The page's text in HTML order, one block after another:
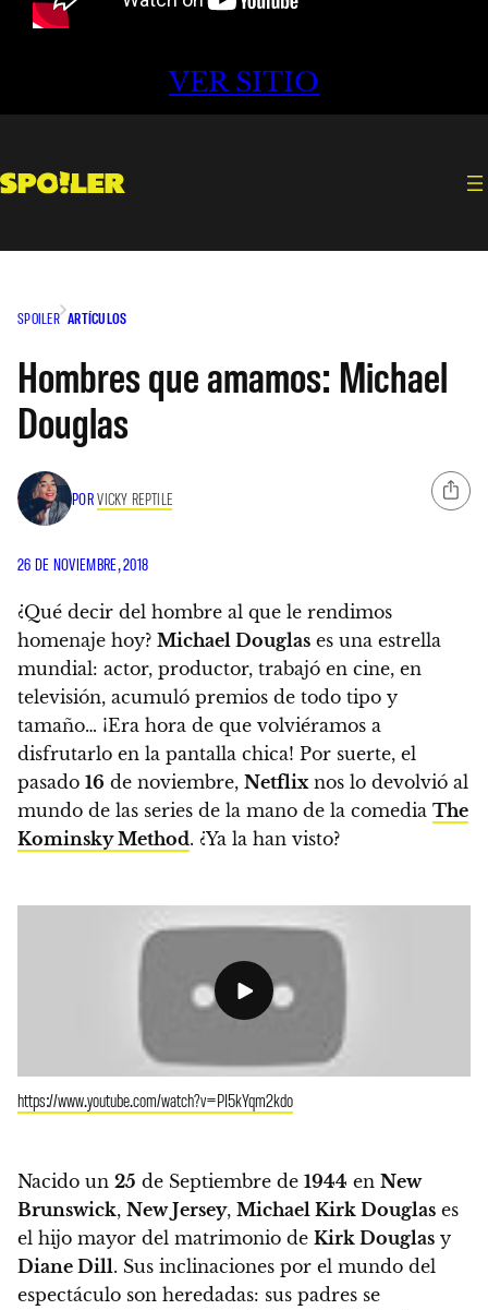
VER SITIO
SPOILER ARTÍCULOS
Hombres que amamos: Michael
Douglas
PORVICKY REPTILE
26 DE NOVIEMBRE, 2018
¿Qué decir del hombre al que le rendimos
homenaje hoy? Michael Douglas es una estrella
mundial: actor, productor, trabajó en cine, en
televisión, acumuló premios de todo tipo y
tamaño… ¡Era hora de que volviéramos a
disfrutarlo en la pantalla chica! Por suerte, el
pasado 16 de noviembre, Netflix nos lo devolvió al
mundo de las series de la mano de la comedia The
Kominsky Method. ¿Ya la han visto?
https://www.youtube.com/watch?v=PI5kYqm2kdo
Nacido un 25 de Septiembre de 1944 en New
Brunswick, New Jersey, Michael Kirk Douglas es
el hijo mayor del matrimonio de Kirk Douglas y
Diane Dill. Sus inclinaciones por el mundo del
espectáculo son heredadas: sus padres se